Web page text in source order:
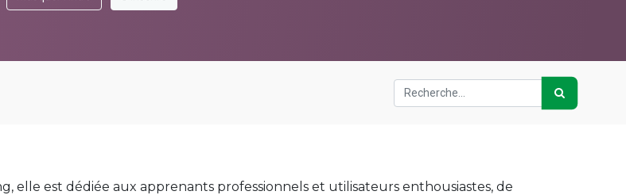
elle est dédiée aux apprenants professionnels et utilisateurs enthousiastes, de